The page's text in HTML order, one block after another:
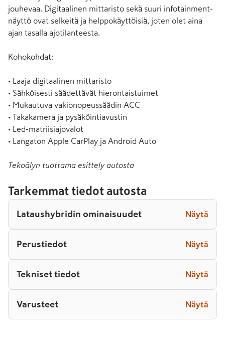
jouhevaa. Digitaalinen mittaristo sekä suuri infotainment-
näyttö ovat selkeitä ja helppokäyttöisiä, joten olet aina
ajan tasalla ajotilanteesta.
Kohokohdat:
• Laaja digitaalinen mittaristo
• Sähköisesti säädettävät hierontaistuimet
• Mukautuva vakionopeussäädin ACC
• Takakamera ja pysäköintiavustin
• Led-matriisiajovalot
• Langaton Apple CarPlay ja Android Auto
Tekoälyn tuottama esittely autosta
Tarkemmat tiedot autosta
Lataushybridin ominaisuudet Näytä
Perustiedot Näytä
Tekniset tiedot Näytä
Varusteet Näytä